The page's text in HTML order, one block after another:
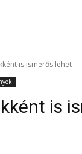
is ismerős lehet
is